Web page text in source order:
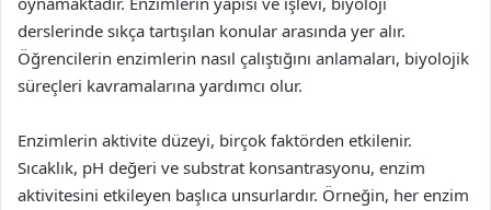
derslerinde sıkça tartışılan konular arasında yer alır.
Öğrencilerin enzimlerin nasıl çalıştığını anlamaları, biyolojik
süreçleri kavramalarına yardımcı olur.
Enzimlerin aktivite düzeyi, birçok faktörden etkilenir.
Sıcaklık, pH değeri ve substrat konsantrasyonu, enzim
aktivitesini etkileyen başlıca unsurlardır. Örneğin, her enzim